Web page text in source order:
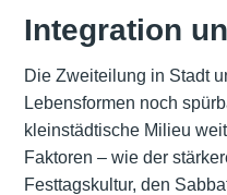
Integration
Die Zweiteilung in Stadt
Lebensformen noch
kleinstädtische Milieu
Faktoren – wie der
Festtagskultur, den